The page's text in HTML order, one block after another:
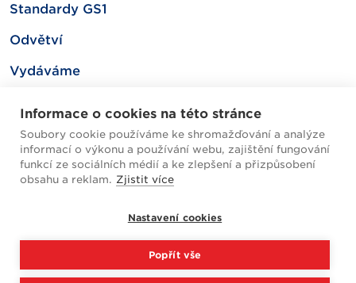
Standardy GS1
Odvětví
Vydáváme
Mapa webu
Informace o cookies na této stránce
Soubory cookie používáme ke shromažďování a analýze
informací o výkonu a používání webu, zajištění fungování
funkcí ze sociálních médií a ke zlepšení a přizpůsobení
obsahu a reklam. Zjistit více
Nastavení cookies
Popřít vše